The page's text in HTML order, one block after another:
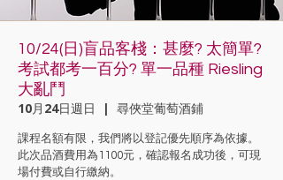
10/24(日)盲品客棧：甚麼? 太簡單?
考試都考一百分? 單一品種 Riesling
大亂鬥
10月24日週日
  |
尋俠堂葡萄酒鋪
課程名額有限，我們將以登記優先順序為依據。
此次品酒費用為1100元，確認報名成功後，可現
場付費或自行繳納。